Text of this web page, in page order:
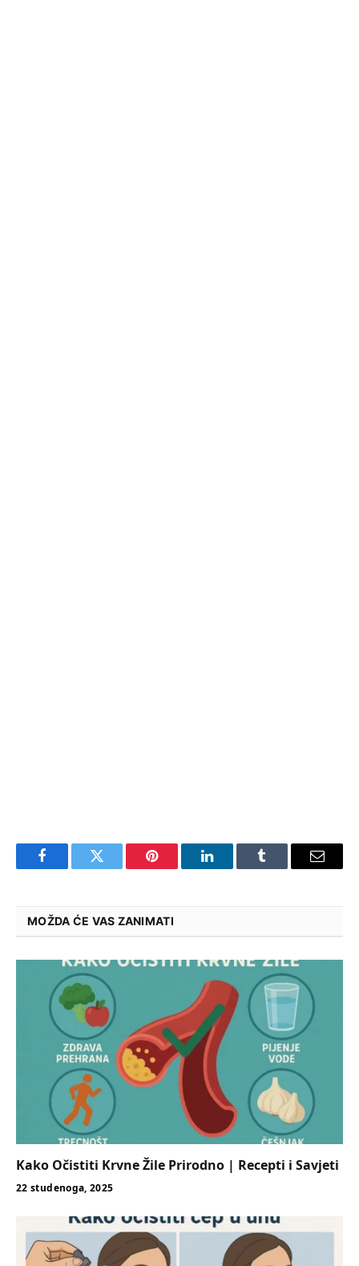
FacebookTwitter Pinterest LinkedInTumblr Email
MOŽDA ĆE VAS ZANIMATI
Kako Očistiti Krvne Žile Prirodno | Recepti i Savjeti
22 studenoga, 2025